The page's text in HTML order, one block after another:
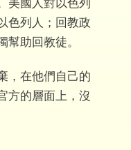
色列人；回教政
幫助回教徒。
，在他們自己的
方的層面上，沒